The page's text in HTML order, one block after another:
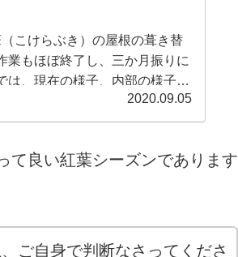
こけらぶき）の屋根の葺き替
業もほぼ終了し、三か月振りに
は、現在の様子、内部の様子や
つ、詳細にご紹介します。合
2020.09.05
て良い紅葉シーズンであります
ご自身で判断なさってくださ